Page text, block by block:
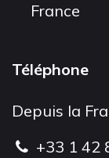
France
Téléphone
Depuis la
+33 1 42